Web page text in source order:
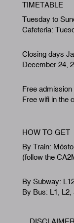
TIMETABLE
Tuesday to
Cafeteria:
Closing days
December 24,
Free
Free wifi in the
HOW TO GET
By Train:
(follow the
By Subway:
By Bus: L1, L2,
DISCLAIMER